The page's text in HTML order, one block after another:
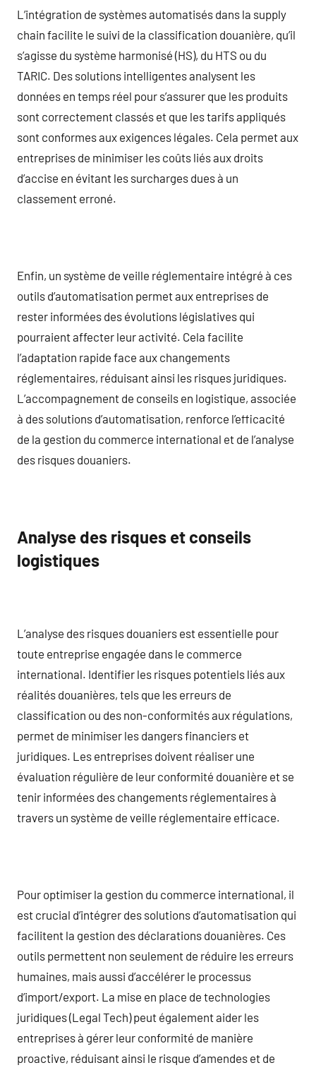
L’intégration de systèmes automatisés dans la supply
chain facilite le suivi de la classification douanière, qu’il
s’agisse du système harmonisé (HS), du HTS ou du
TARIC. Des solutions intelligentes analysent les
données en temps réel pour s’assurer que les produits
sont correctement classés et que les tarifs appliqués
sont conformes aux exigences légales. Cela permet aux
entreprises de minimiser les coûts liés aux droits
d’accise en évitant les surcharges dues à un
classement erroné.
Enfin, un système de veille réglementaire intégré à ces
outils d’automatisation permet aux entreprises de
rester informées des évolutions législatives qui
pourraient affecter leur activité. Cela facilite
l’adaptation rapide face aux changements
réglementaires, réduisant ainsi les risques juridiques.
L’accompagnement de conseils en logistique, associée
à des solutions d’automatisation, renforce l’efficacité
de la gestion du commerce international et de l’analyse
des risques douaniers.
Analyse des risques et conseils
logistiques
L’analyse des risques douaniers est essentielle pour
toute entreprise engagée dans le commerce
international. Identifier les risques potentiels liés aux
réalités douanières, tels que les erreurs de
classification ou des non-conformités aux régulations,
permet de minimiser les dangers financiers et
juridiques. Les entreprises doivent réaliser une
évaluation régulière de leur conformité douanière et se
tenir informées des changements réglementaires à
travers un système de veille réglementaire efficace.
Pour optimiser la gestion du commerce international, il
est crucial d’intégrer des solutions d’automatisation qui
facilitent la gestion des déclarations douanières. Ces
outils permettent non seulement de réduire les erreurs
humaines, mais aussi d’accélérer le processus
d’import/export. La mise en place de technologies
juridiques (Legal Tech) peut également aider les
entreprises à gérer leur conformité de manière
proactive, réduisant ainsi le risque d’amendes et de